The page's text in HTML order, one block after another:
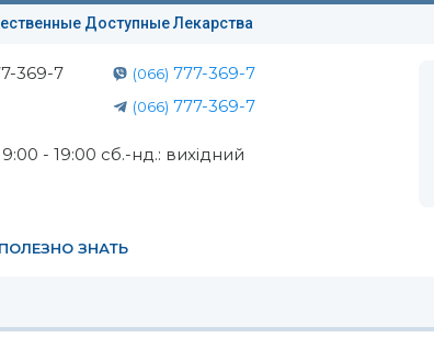
Доступные Лекарства
369-7 (066) 777-369-7
(066) 777-369-7
9:00 - 19:00 сб.-нд.: вихідний
ПОЛЕЗНО ЗНАТЬ